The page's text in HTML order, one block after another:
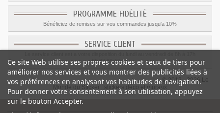
PROGRAMME FIDÉLITÉ
Bénéficiez de remises sur vos commandes jusqu'a 10%
SERVICE CLIENT
09.82.28.47.69.
© 2012 - 2026 Le
Monde du Sticker :
stickers déco et muraux
Ce site Web utilise ses propres cookies et ceux de tiers pour
améliorer nos services et vous montrer des publicités liées à
vos préférences en analysant vos habitudes de navigation.
Pour donner votre consentement à son utilisation, appuyez
sur le bouton Accepter.